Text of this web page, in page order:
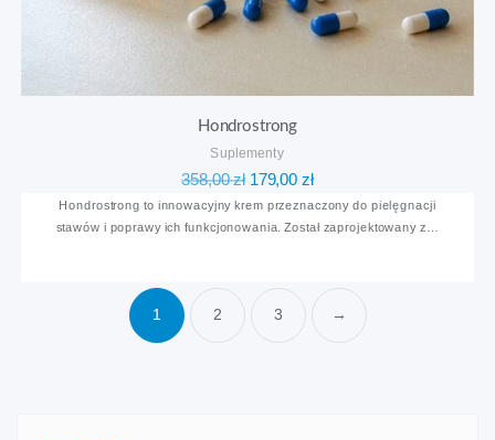
Hondrostrong
Suplementy
358,00zł Pierwotna
cena
wynosiła:
179,00 złAktualna
cena
wynosi:
Hondrostrong to innowacyjny krem przeznaczony do pielęgnacji
stawów i poprawy ich funkcjonowania. Został zaprojektowany z…
1 2 3 →